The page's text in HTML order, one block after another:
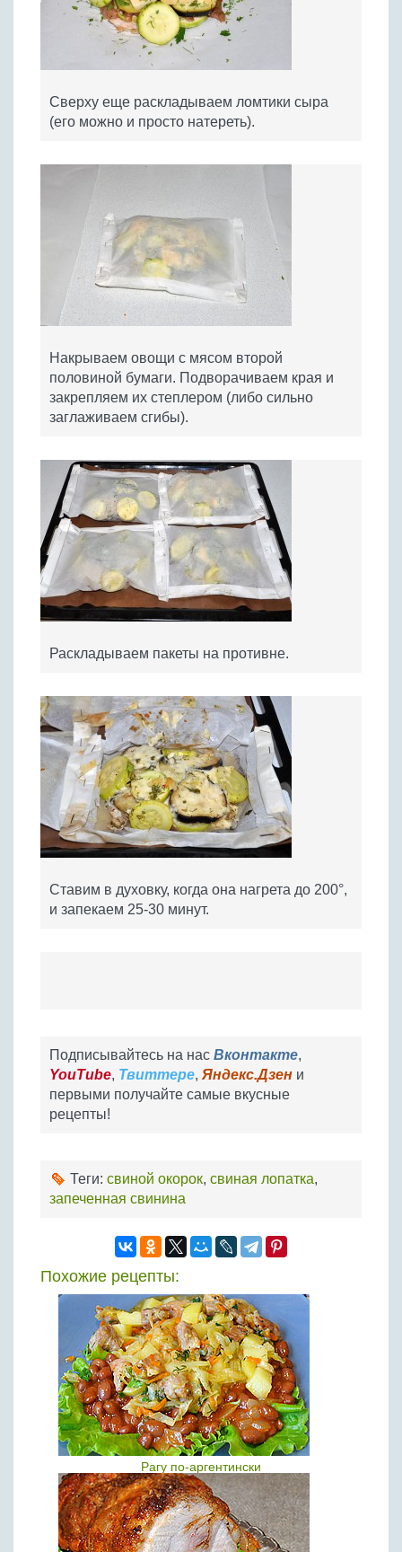
Сверху еще раскладываем ломтики сыра
(его можно и просто натереть).
Накрываем овощи с мясом второй
половиной бумаги. Подворачиваем края и
закрепляем их степлером (либо сильно
заглаживаем сгибы).
Раскладываем пакеты на противне.
Ставим в духовку, когда она нагрета до 200°,
и запекаем 25-30 минут.
Подписывайтесь на нас Вконтакте,
YouTube, Твиттере, Яндекс.Дзен и
первыми получайте самые вкусные
рецепты!
Теги: свиной окорок, свиная лопатка,
запеченная свинина
Похожие рецепты:
Рагу по-аргентински